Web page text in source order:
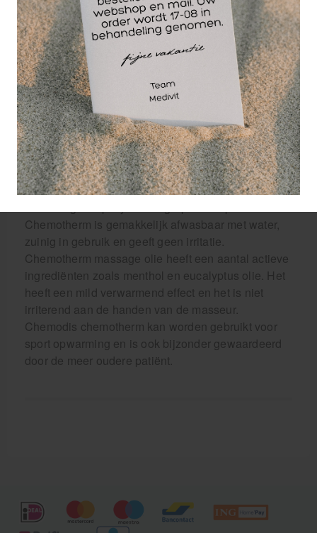
Chemotherm
massageolie is
misschien wel de
meest bekende
massage-olie onder
de sportmasseurs en
fysiotherapeuten.
Chemotherm heeft
een verwarmend effect op de huid en bevorderd zo
sneller de doorbloeding.
Chemotherm is gemakkelijk afwasbaar met water,
zuinig in gebruik en geeft geen irritatie.
Chemotherm massage olie heeft een aantal actieve
ingrediënten zoals menthol en eucalyptus olie. Het
heeft een mild verwarmend effect en het is niet
irriterend aan de handen van de masseur.
Chemodis chemotherm kan worden gebruikt voor
sport opwarming en is ook bijzonder gewaardeerd
door de meer oudere patiënt.